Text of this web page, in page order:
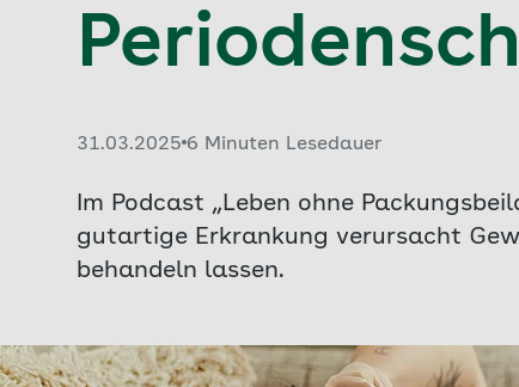
Veröffentlicht am:
31.03.2025 6 Minuten Lesedauer
Im Podcast „Leben ohne
gutartige Erkrankung verursacht
behandeln lassen.